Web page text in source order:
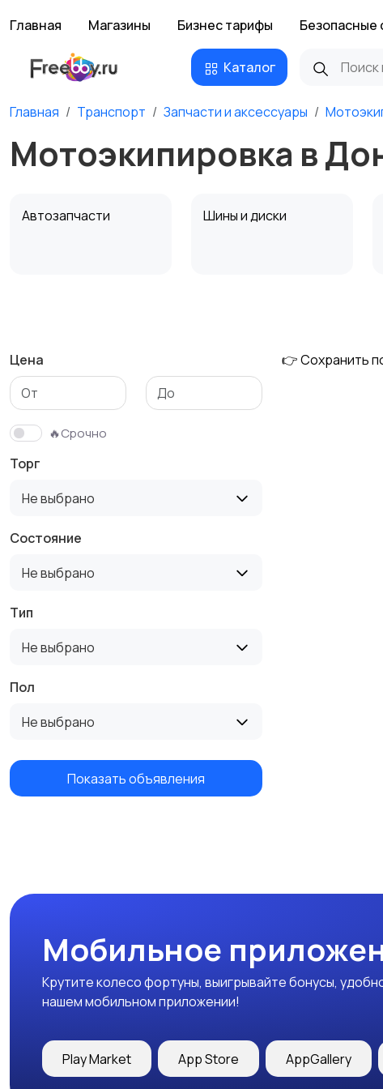
Главная Магазины Бизнес тарифы Безопасные
Каталог
Главная Транспорт Запчасти и аксессуары
Мотоэкипировка в
Автозапчасти Шины и диски
Цена
🔥Срочно
Торг
Не выбрано
Состояние
Не выбрано
Тип
Не выбрано
Пол
Не выбрано
Показать объявления
👉 Сохранить
Мобильное
Крутите колесо фортуны, выигрывайте бонусы,
нашем мобильном приложении!
Play Market App Store AppGallery